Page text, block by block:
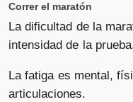
Correr el maratón
La dificultad de la
intensidad de la
La fatiga es mental,
articulaciones.